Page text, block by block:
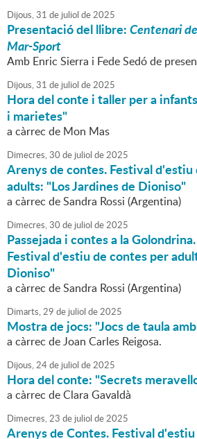
Dijous,31 de juliol de2025
Presentació del llibre:Centenari
Mar-Sport
Amb Enric Sierra i Fede Sedó de
Dijous,31 de juliol de2025
Hora del conte i taller per a
i marietes"
a càrrec de Mon Mas
Dimecres,30 de juliol de2025
Arenys de contes. Festival d'estiu
adults: "Los Jardines de Dioniso"
a càrrec de Sandra Rossi (Argentina)
Dimecres,30 de juliol de2025
Passejada i contes a la
Festival d'estiu de contes per
Dioniso"
a càrrec de Sandra Rossi (Argentina)
Dimarts,29 de juliol de2025
Mostra de jocs: "Jocs de taula
a càrrec de Joan Carles Reigosa.
Dijous,24de juliol de2025
Hora del conte: "Secrets
a càrrec de Clara Gavaldà
Dimecres,23 de juliol de2025
Arenys de Contes. Festival